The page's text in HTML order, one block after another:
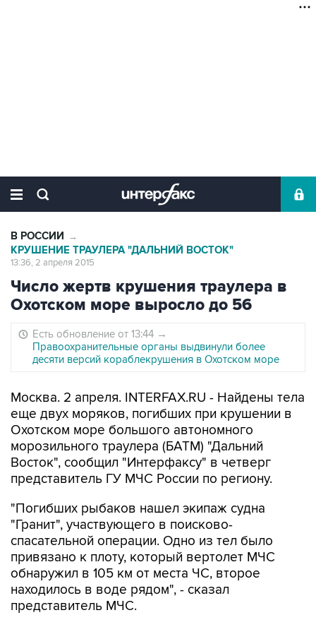
В РОССИИ →
КРУШЕНИЕ ТРАУЛЕРА "ДАЛЬНИЙ ВОСТОК"
13:36, 2 апреля 2015
Число жертв крушения траулера в
Охотском море выросло до 56
Есть обновление от 13:44 →
Правоохранительные органы выдвинули более
десяти версий кораблекрушения в Охотском море
Москва. 2 апреля. INTERFAX.RU - Найдены тела
еще двух моряков, погибших при крушении в
Охотском море большого автономного
морозильного траулера (БАТМ) "Дальний
Восток", сообщил "Интерфаксу" в четверг
представитель ГУ МЧС России по региону.
"Погибших рыбаков нашел экипаж судна
"Гранит", участвующего в поисково-
спасательной операции. Одно из тел было
привязано к плоту, который вертолет МЧС
обнаружил в 105 км от места ЧС, второе
находилось в воде рядом", - сказал
представитель МЧС.